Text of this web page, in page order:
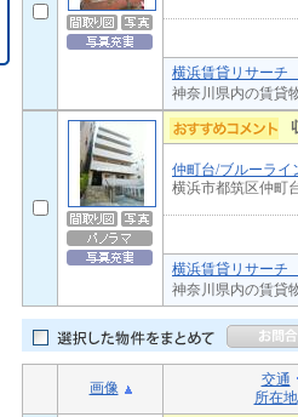
横浜賃貸リサーチ
神奈川県内の賃貸
仲町台/ブルーライ
横浜市都筑区仲町
横浜賃貸リサーチ
神奈川県内の賃貸
画像
交通
所在地